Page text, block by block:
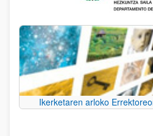
Ikerketaren arloko